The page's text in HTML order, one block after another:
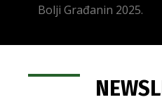
Bolji Građanin 2025.